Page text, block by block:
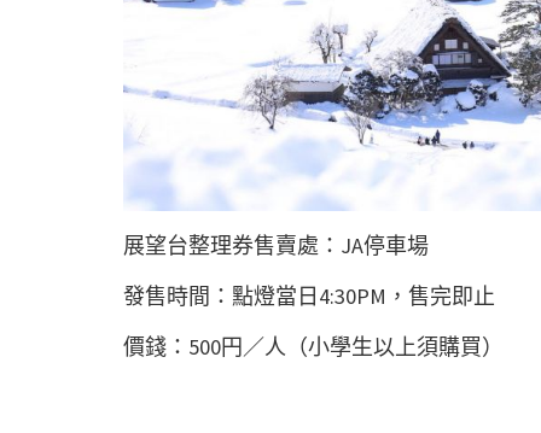
展望台整理券售賣處：JA停車場
發售時間：點燈當日4:30PM，售完即止
價錢：500円／人（小學生以上須購買）